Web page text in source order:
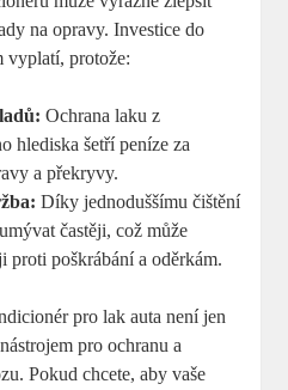
na opravy. Investice do
vyplatí, protože:
Ochrana laku z
hlediska šetří peníze za
a překryvy.
Díky jednoduššímu čištění
častěji, což může
proti poškrábání a oděrkám.
pro lak auta není jen
pro ochranu a
Pokud chcete, aby vaše